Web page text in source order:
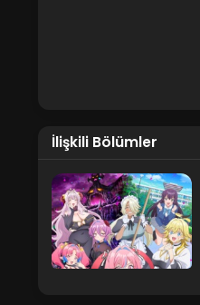
İlişkili Bölümler